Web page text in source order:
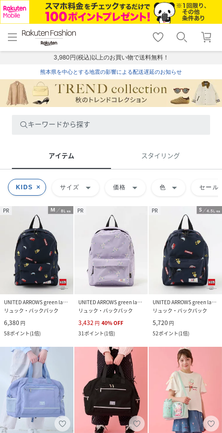
menu home
トップ
shopping_cart lock_outline
ログイン
3,980円(税込)以上のお買い物で送料無料！
熊本県を中心とする地震の影響による配送遅延のお知らせ
キーワードから探す
アイテム スタイリング
KIDS サイズ arrow_drop_down 価格 arrow_drop_down 色 arrow_drop_down セール
PR
UNITED ARROWS green label relaxing
リュック・バックパック
6,380 円
58ポイント(1倍)
PR
UNITED ARROWS green label relaxing
リュック・バックパック
3,432 円 40%OFF
31ポイント(1倍)
PR
UNITED ARROWS green label relaxing
リュック・バックパック
5,720 円
52ポイント(1倍)